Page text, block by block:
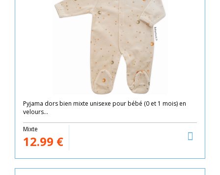
Pyjama dors bien mixte unisexe pour bébé (0 et 1 mois) en
velours...
Mixte
12.99 €